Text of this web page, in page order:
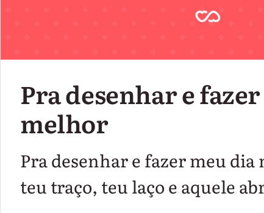
Pra desenhar e
melhor
Pra desenhar e fazer meu
teu traço, teu laço e aquele